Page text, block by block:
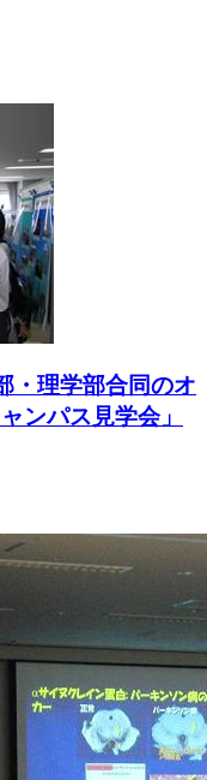
・理学部合同のオ
ンパス見学会」